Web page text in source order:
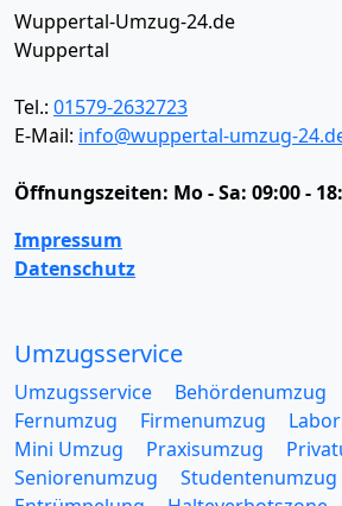
Wuppertal-Umzug-24.de
Wuppertal
Tel.: 01579-2632723
E-Mail: info@wuppertal-umzug-
Öffnungszeiten: Mo - Sa: 09:00 -
Impressum
Datenschutz
Umzugsservice
Umzugsservice Behördenumzug
Fernumzug
Firmenumzug
Mini Umzug
Praxisumzug
Seniorenumzug
Studentenumzug